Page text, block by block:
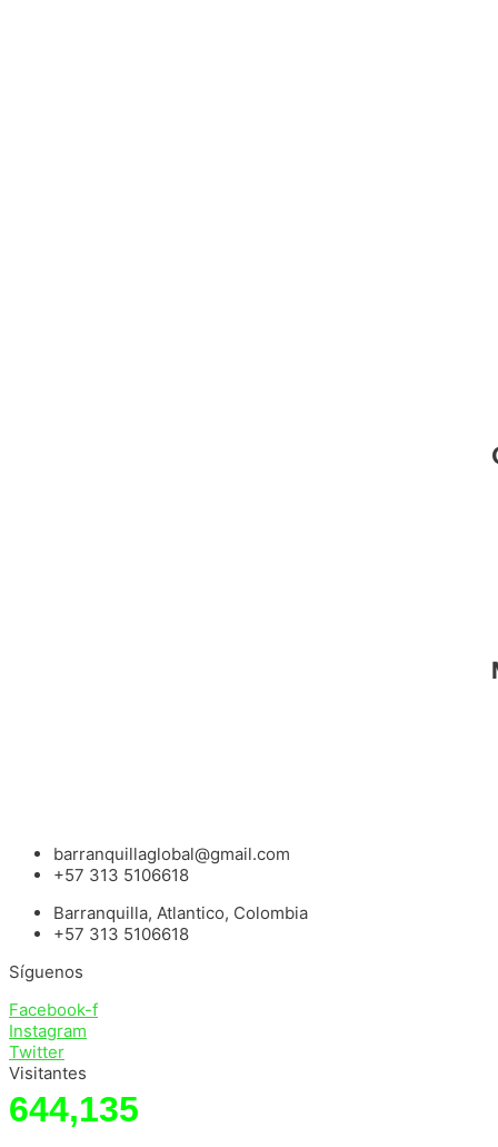
barranquillaglobal@gmail.com
+57 313 5106618
Barranquilla, Atlantico, Colombia
+57 313 5106618
Síguenos
Facebook-f
Instagram
Twitter
Visitantes
644,135